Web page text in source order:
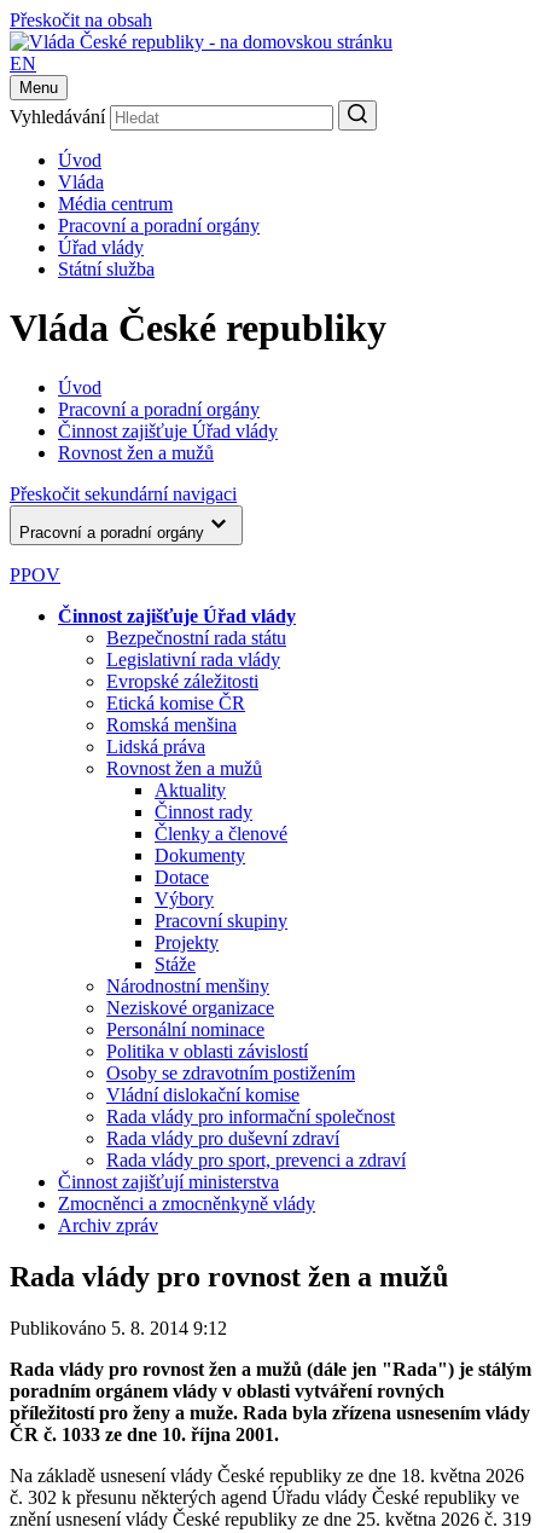
Přeskočit na obsah
EN
Menu
Vyhledávání
Úvod
Vláda
Média centrum
Pracovní a poradní orgány
Úřad vlády
Státní služba
Vláda České republiky
Úvod
Pracovní a poradní orgány
Činnost zajišťuje Úřad vlády
Rovnost žen a mužů
Přeskočit sekundární navigaci
Pracovní a poradní orgány
PPOV
Činnost zajišťuje Úřad vlády
Bezpečnostní rada státu
Legislativní rada vlády
Evropské záležitosti
Etická komise ČR
Romská menšina
Lidská práva
Rovnost žen a mužů
Aktuality
Činnost rady
Členky a členové
Dokumenty
Dotace
Výbory
Pracovní skupiny
Projekty
Stáže
Národnostní menšiny
Neziskové organizace
Personální nominace
Politika v oblasti závislostí
Osoby se zdravotním postižením
Vládní dislokační komise
Rada vlády pro informační společnost
Rada vlády pro duševní zdraví
Rada vlády pro sport, prevenci a zdraví
Činnost zajišťují ministerstva
Zmocněnci a zmocněnkyně vlády
Archiv zpráv
Rada vlády pro rovnost žen a mužů
Publikováno 5. 8. 2014 9:12
Rada vlády pro rovnost žen a mužů (dále jen "Rada") je stálým
poradním orgánem vlády v oblasti vytváření rovných
příležitostí pro ženy a muže. Rada byla zřízena usnesením vlády
ČR č. 1033 ze dne 10. října 2001.
Na základě usnesení vlády České republiky ze dne 18. května 2026
č. 302 k přesunu některých agend Úřadu vlády České republiky ve
znění usnesení vlády České republiky ze dne 25. května 2026 č. 319